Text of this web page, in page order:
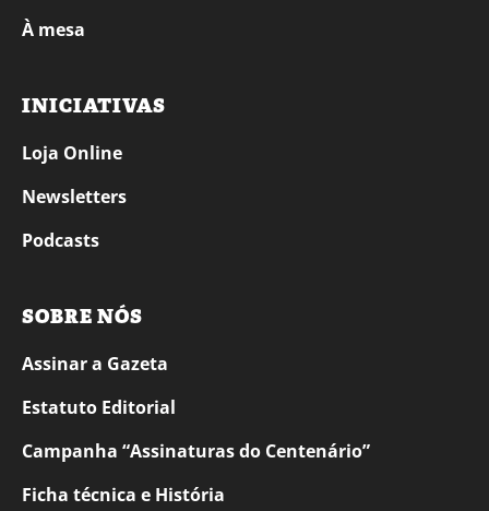
À mesa
INICIATIVAS
Loja Online
Newsletters
Podcasts
SOBRE NÓS
Assinar a Gazeta
Estatuto Editorial
Campanha “Assinaturas do Centenário”
Ficha técnica e História